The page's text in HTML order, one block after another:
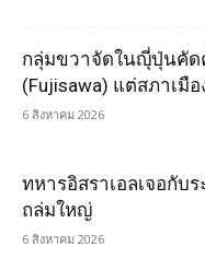
กลุ่มขวาจัดในญุี่ปุ่นคัด
(Fujisawa) แต่สภาเมื
6 สิงหาคม 2026
ทหารอิสราเอลเจอกับ
ถล่มใหญ่
6 สิงหาคม 2026